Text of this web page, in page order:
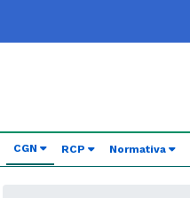
CGN (current)
RCP Normativa